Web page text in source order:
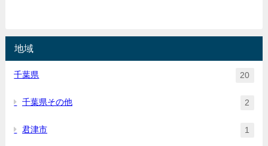
地域
千葉県 20
千葉県その他 2
君津市 1